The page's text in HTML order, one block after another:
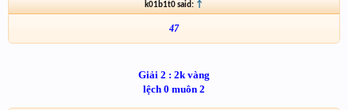
k01b1t0 said: ↑
47
Giải 2 : 2k vàng
lệch 0 muôn 2